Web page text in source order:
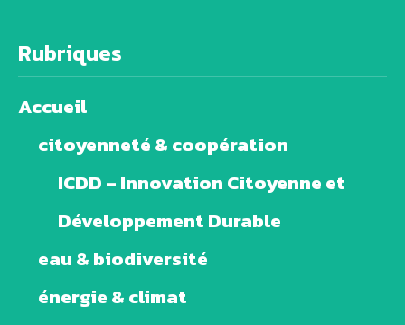
Rubriques
Accueil
citoyenneté & coopération
ICDD – Innovation Citoyenne et
Développement Durable
eau & biodiversité
énergie & climat